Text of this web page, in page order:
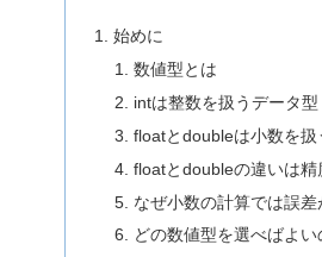
始めに
数値型とは
intは整数を扱うデータ型
floatとdoubleは小数を扱
floatとdoubleの違いは精
なぜ小数の計算では誤
どの数値型を選べばよい